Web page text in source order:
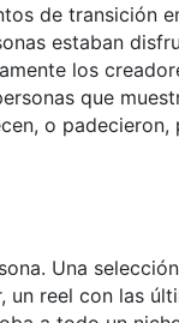
de transición
estaban
los
que
o padecieron,
Una
un reel con las